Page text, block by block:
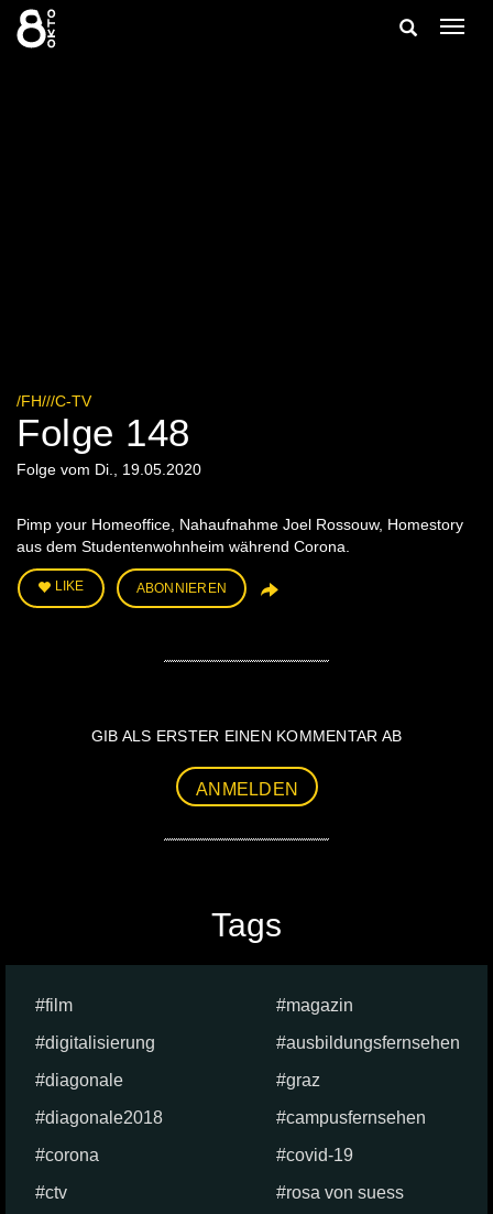
Zum
Inhalt
springen
Suche
/FH///C-TV
Folge 148
Folge vom Di., 19.05.2020
Pimp your Homeoffice, Nahaufnahme Joel Rossouw, Homestory
aus dem Studentenwohnheim während Corona.
LIKE ABONNIEREN
GIB ALS ERSTER EINEN KOMMENTAR AB
ANMELDEN
Tags
film
magazin
digitalisierung
ausbildungsfernsehen
diagonale
graz
diagonale2018
campusfernsehen
corona
covid-19
ctv
rosa von suess